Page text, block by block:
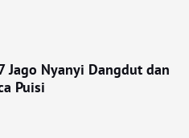
Jago Nyanyi Dangdut dan
Puisi